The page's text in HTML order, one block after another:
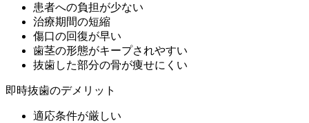
患者への負担が少ない
治療期間の短縮
傷口の回復が早い
歯茎の形態がキープされやすい
抜歯した部分の骨が痩せにくい
即時抜歯のデメリット
適応条件が厳しい